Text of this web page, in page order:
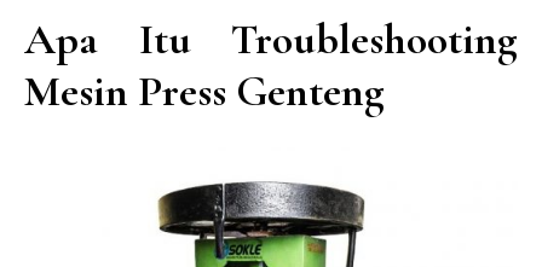
Apa Itu Troubleshooting
Mesin Press Genteng